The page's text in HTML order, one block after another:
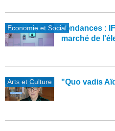
Economie et SocialTendances :
marché de
Arts et Culture "Quo vadis